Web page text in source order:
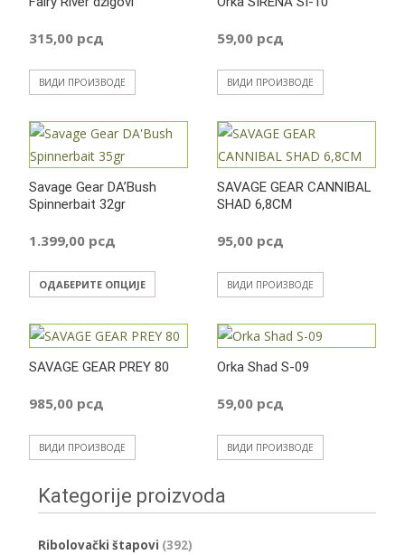
315,00 рсд
ВИДИ ПРОИЗВОДЕ
59,00 рсд
ВИДИ ПРОИЗВОДЕ
Savage Gear DA’Bush
Spinnerbait 32gr
1.399,00 рсд
ОДАБЕРИТЕ ОПЦИЈЕ
има
више
варијанти.
на
страници
SAVAGE GEAR CANNIBAL
SHAD 6,8CM
95,00 рсд
ВИДИ ПРОИЗВОДЕ
SAVAGE GEAR PREY 80
985,00 рсд
ВИДИ ПРОИЗВОДЕ
Orka Shad S-09
59,00 рсд
ВИДИ ПРОИЗВОДЕ
Kategorije proizvoda
Ribolovački štapovi (392)